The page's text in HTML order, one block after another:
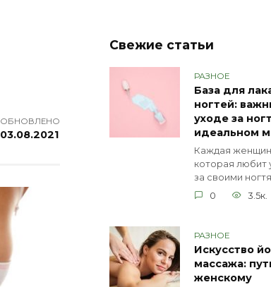
ОБНОВЛЕНО
03.08.2021
Свежие статьи
РАЗНОЕ
База для
ногтей:
уходе за
идеальном
Каждая
которая любит
за своими
0
3.5к.
РАЗНОЕ
Искусство
массажа:
женскому